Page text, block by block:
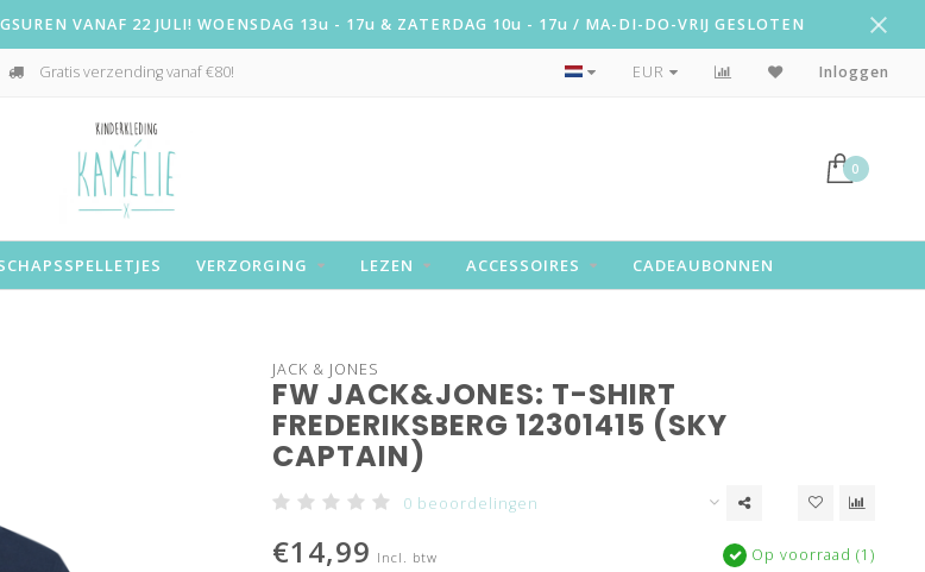
VANAF 22 JULI! WOENSDAG 13u - 17u & ZATERDAG 10u - 17u / MA-DI-DO-VRIJ GESLOTEN
Gratis verzending vanaf €80! Snelle levering!
EUR Inloggen
0
VERZORGING LEZEN ACCESSOIRES CADEAUBONNEN
JACK & JONES
FW JACK&JONES: T-SHIRT
FREDERIKSBERG 12301415 (SKY
CAPTAIN)
0 beoordelingen
€14,99 Incl. btw Op voorraad (1)